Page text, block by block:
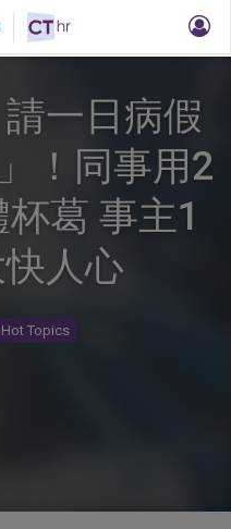
請一日病假
！同事用2
葛 事主1
人心
Hot Topics